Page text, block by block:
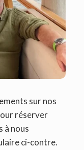
sur nos
réserver
à nous
ci-contre.